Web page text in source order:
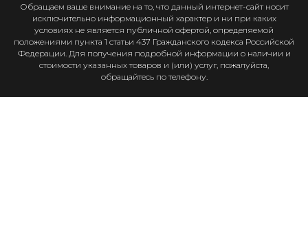
Обращаем ваше внимание на то, что данный интернет-сайт носит
исключительно информационный характер и ни при каких
условиях не является публичной офертой, определяемой
положениями пункта 1 статьи 437 Гражданского кодекса Российской
Федерации. Для получения подробной информации о наличии и
стоимости указанных товаров и (или) услуг, пожалуйста,
обращайтесь по телефону.